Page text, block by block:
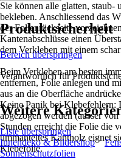
Sie können alle glatten,
bekleben. Anschliessend das
der Folienrückseite
Kantenabschlüsse einen
dem Verkleben mit einem
Beim Verkleben am besten
entfernen, Folie anlegen und
aus an die Oberfläche
Keine Panik bei Klebefehlern:
abgezogen werden (ausser
Stunden erreicht die Folie die
ummanteltes Kantholz eignet
Klebefolie.
Produktsicherheit
Bereich überspringen
Verantwortlich für
Weitere
Liste überspringen
Innendeko & Bildershop
Sonnenschutzfolien